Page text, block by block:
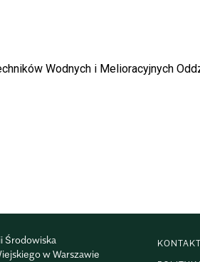
Wodnych i Melioracyjnych
Środowiska
w Warszawie
KONTAKT